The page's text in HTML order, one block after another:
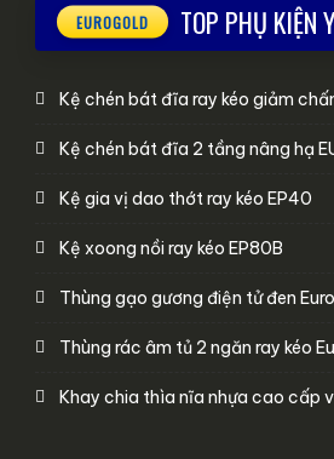
TOP PHỤ KIỆN
Kệ chén bát đĩa ray kéo giảm
Kệ chén bát đĩa 2 tầng nâng hạ
Kệ gia vị dao thớt ray kéo EP40
Kệ xoong nồi ray kéo EP80B
Thùng gạo gương điện tử đen
Thùng rác âm tủ 2 ngăn ray kéo
Khay chia thìa nĩa nhựa cao cấp